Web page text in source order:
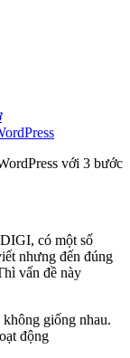
với 3 bước
có một số
nhưng đến đúng
vấn đề này
giống nhau.
động